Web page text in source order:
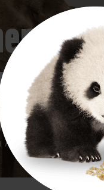
der
Art der Inhalte